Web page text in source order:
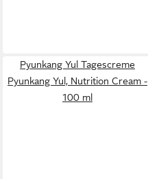
Pyunkang Yul Tagescreme
Pyunkang Yul, Nutrition Cream -
100 ml